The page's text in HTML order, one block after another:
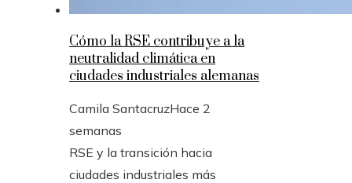
Cómo la RSE contribuye a la
neutralidad climática en
ciudades industriales alemanas
Camila SantacruzHace 2
semanas
RSE y la transición hacia
ciudades industriales más